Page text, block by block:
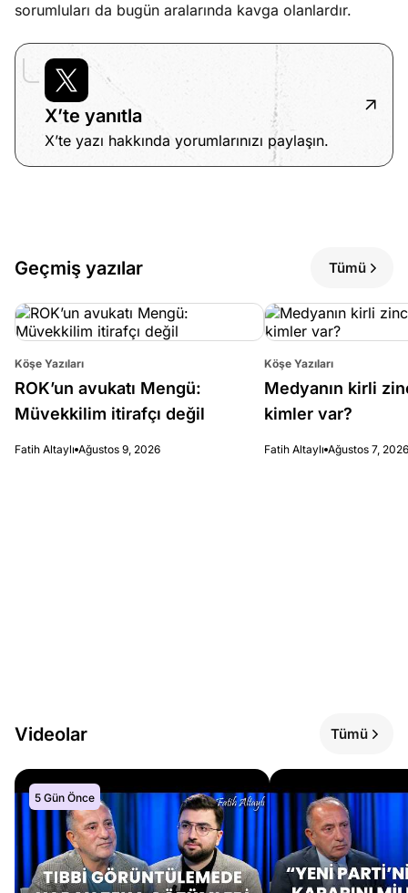
sorumluları da bugün aralarında kavga olanlardır.
X’te yanıtla
X’te yazı hakkında yorumlarınızı paylaşın.
Geçmiş yazılar Tümü
Köşe Yazıları
ROK’un avukatı Mengü:
Müvekkilim itirafçı değil
Fatih Altaylı Ağustos 9, 2026
Köşe Yazıları
Medyanın kirli
kimler var?
Fatih Altaylı Ağustos 7, 2026
Videolar Tümü
5 Gün Önce